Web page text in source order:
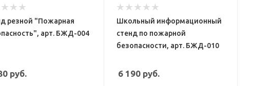
резной "Пожарная
арт. БЖД-004
руб.
Школьный информационный
стенд по пожарной
безопасности, арт. БЖД-010
6 190 руб.